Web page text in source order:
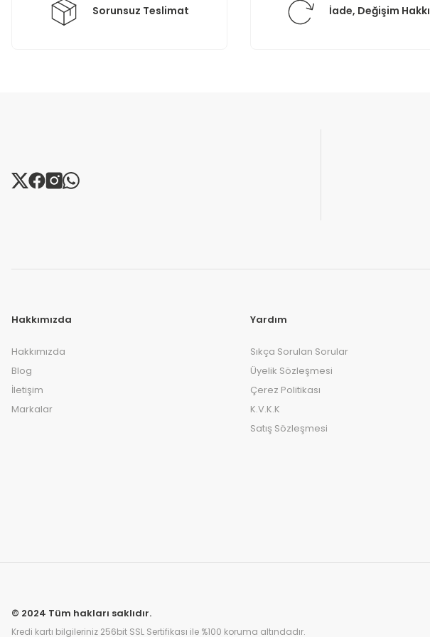
Sorunsuz Teslimat İade, Değişim Hakkı
Hakkımızda
Hakkımızda
Blog
İletişim
Markalar
Yardım
Sıkça Sorulan Sorular
Üyelik Sözleşmesi
Çerez Politikası
K.V.K.K
Satış Sözleşmesi
© 2024 Tüm hakları saklıdır.
Kredi kartı bilgileriniz 256bit SSL Sertifikası ile %100 koruma altındadır.